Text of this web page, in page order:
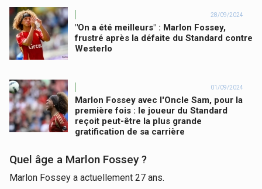
28/09/2024
"On a été meilleurs" : Marlon Fossey,
frustré après la défaite du Standard contre
Westerlo
01/09/2024
Marlon Fossey avec l'Oncle Sam, pour la
première fois : le joueur du Standard
reçoit peut-être la plus grande
gratification de sa carrière
Quel âge a Marlon Fossey ?
Marlon Fossey a actuellement 27 ans.